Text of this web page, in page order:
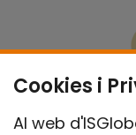
Cookies i
Al web